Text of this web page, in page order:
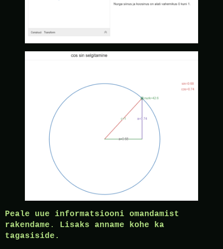
Peale uue informatsiooni omandamist
rakendame . Lisaks anname kohe ka
tagasiside.